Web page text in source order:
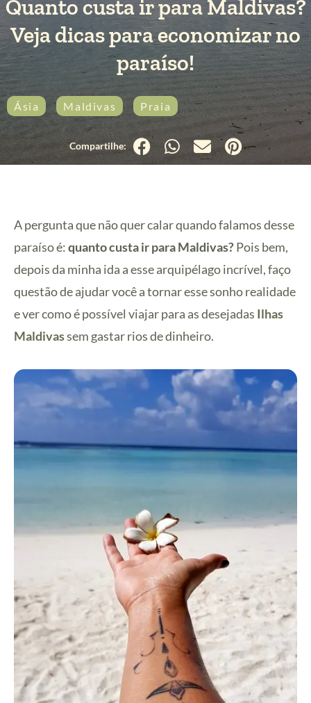
Quanto custa ir para Maldivas?
Veja dicas para economizar no
paraíso!
Ásia Maldivas Praia
A pergunta que não quer calar quando falamos desse
paraíso é:quanto custa ir para Maldivas?Pois bem,
depois da minha ida a esse arquipélago incrível, faço
questão de ajudar você a tornar esse sonho realidade
e ver como é possível viajar para as desejadas Ilhas
Maldivassem gastar rios de dinheiro.